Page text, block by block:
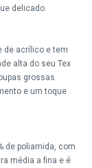
delicado.
de acrílico e tem
alta do seu Tex
grossas
e um toque
de poliamida, com
média a fina e é